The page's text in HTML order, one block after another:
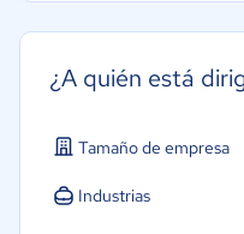
¿A quién está
Tamaño de empresa
Industrias